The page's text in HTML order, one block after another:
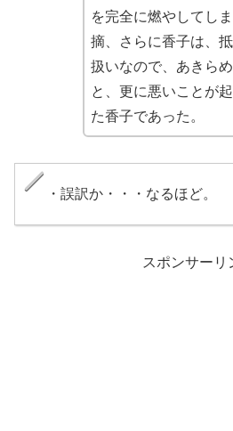
を完全に燃やしてし
摘、さらに香子は、
扱いなので、あきら
と、更に悪いことが
た香子であった。
・誤訳か・・・なるほど。
スポンサーリ